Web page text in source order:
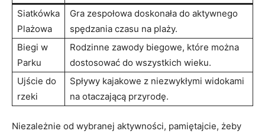
Siatkówka
Plażowa
Gra zespołowa doskonała do ​aktywnego
spędzania‌ czasu na plaży.
Biegi w
⁢Parku
Rodzinne zawody ⁢biegowe, które można
dostosować do wszystkich ‍wieku.
Ujście‌ do
rzeki
Spływy kajakowe z niezwykłymi widokami
⁢na otaczającą przyrodę.
Niezależnie od wybranej aktywności, pamiętajcie, żeby